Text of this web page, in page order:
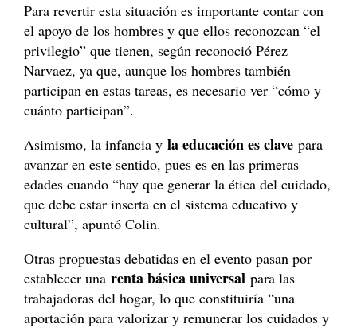
Para revertir esta situación es importante contar con
el apoyo de los hombres y que ellos reconozcan “el
privilegio” que tienen, según reconoció Pérez
Narvaez, ya que, aunque los hombres también
participan en estas tareas, es necesario ver “cómo y
cuánto participan”.
Asimismo, la infancia yla educación es clave para
avanzar en este sentido, pues es en las primeras
edades cuando “hay que generar la ética del cuidado,
que debe estar inserta en el sistema educativo y
cultural”, apuntó Colin.
Otras propuestas debatidas en el evento pasan por
establecer unarenta básica universal para las
trabajadoras del hogar, lo que constituiría “una
aportación para valorizar y remunerar los cuidados y